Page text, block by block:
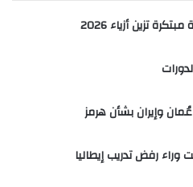
تزين أزياء 2026
وإيران بشأن هرمز
وراء رفض تدريب إيطاليا